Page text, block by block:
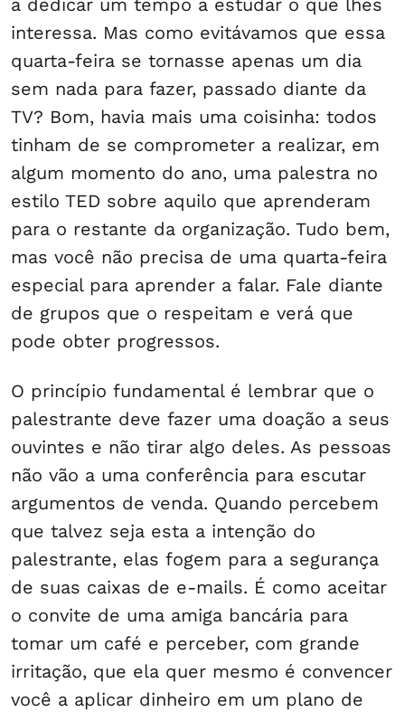
a dedicar um tempo a estudar o que lhes
interessa. Mas como evitávamos que essa
quarta-feira se tornasse apenas um dia
sem nada para fazer, passado diante da
TV? Bom, havia mais uma coisinha: todos
tinham de se comprometer a realizar, em
algum momento do ano, uma palestra no
estilo TED sobre aquilo que aprenderam
para o restante da organização. Tudo bem,
mas você não precisa de uma quarta-feira
especial para aprender a falar. Fale diante
de grupos que o respeitam e verá que
pode obter progressos.
O princípio fundamental é lembrar que o
palestrante deve fazer uma doação a seus
ouvintes e não tirar algo deles. As pessoas
não vão a uma conferência para escutar
argumentos de venda. Quando percebem
que talvez seja esta a intenção do
palestrante, elas fogem para a segurança
de suas caixas de e-mails. É como aceitar
o convite de uma amiga bancária para
tomar um café e perceber, com grande
irritação, que ela quer mesmo é convencer
você a aplicar dinheiro em um plano de